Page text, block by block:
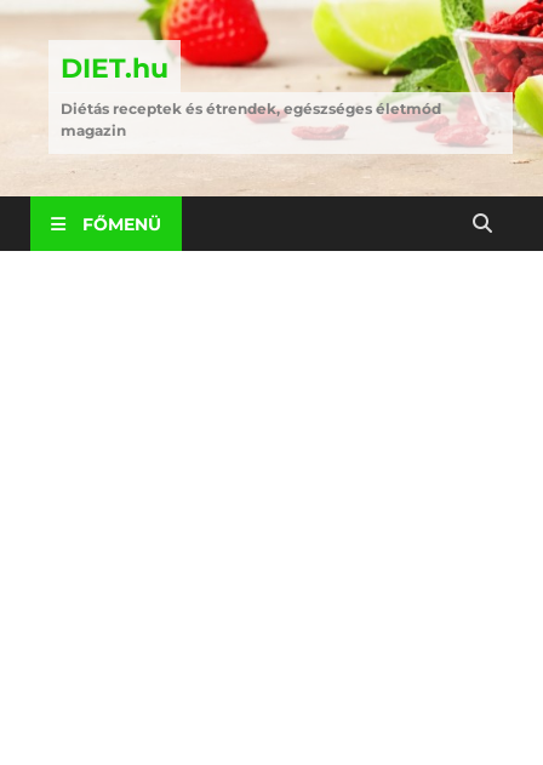
DIET.hu
Diétás receptek és étrendek, egészséges életmód
magazin
FŐMENÜ